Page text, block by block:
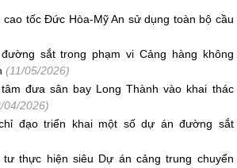
tốc Đức Hòa-Mỹ An sử dụng toàn bộ cầu
sắt trong phạm vi Cảng hàng không
(11/05/2026)
đưa sân bay Long Thành vào khai thác
04/2026)
đạo triển khai một số dự án đường sắt
thực hiện siêu Dự án cảng trung chuyển